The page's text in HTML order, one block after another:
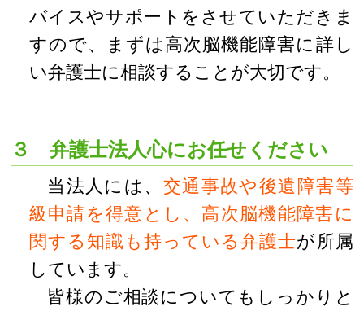
バイスやサポートをさせていただきま
すので、まずは高次脳機能障害に詳し
い弁護士に相談することが大切です。
３ 弁護士法人心にお任せください
当法人には、 交通事故や後遺障害等
級申請を得意とし、高次脳機能障害に
関する知識も持っている弁護士が所属
しています。
皆様のご相談についてもしっかりと